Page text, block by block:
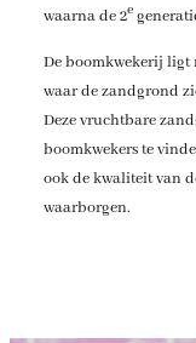
waarna de 2e
De boomkwekerij ligt
waar de zandgrond
Deze vruchtbare
boomkwekers te
ook de kwaliteit van
waarborgen.